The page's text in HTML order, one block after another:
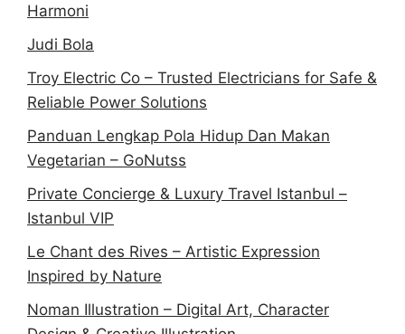
Harmoni
Judi Bola
Troy Electric Co – Trusted Electricians for Safe &
Reliable Power Solutions
Panduan Lengkap Pola Hidup Dan Makan
Vegetarian – GoNutss
Private Concierge & Luxury Travel Istanbul –
Istanbul VIP
Le Chant des Rives – Artistic Expression
Inspired by Nature
Noman Illustration – Digital Art, Character